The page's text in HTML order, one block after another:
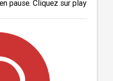
pause. Cliquez sur play